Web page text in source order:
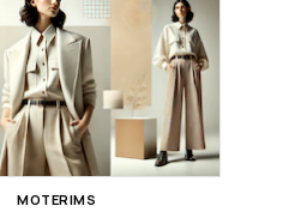
MOTERIMS